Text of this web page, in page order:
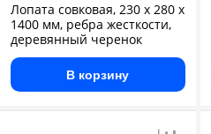
Лопата совковая, 230 х 280 х
1400 мм, ребра жесткости,
деревянный черенок
В корзину